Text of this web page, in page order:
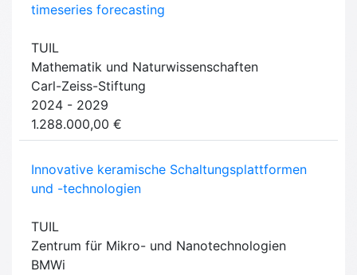
timeseries forecasting
TUIL
Mathematik und Naturwissenschaften
Carl-Zeiss-Stiftung
2024 - 2029
1.288.000,00 €
Innovative keramische Schaltungsplattformen
und -technologien
TUIL
Zentrum für Mikro- und Nanotechnologien
BMWi